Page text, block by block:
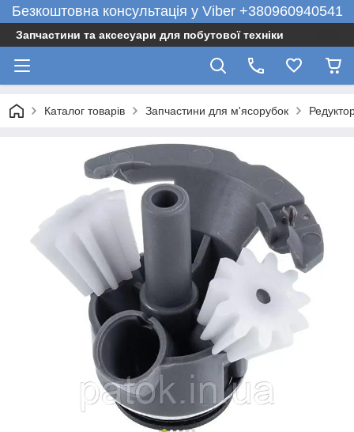
Безкоштовна консультація у Viber +380960940541
Запчастини та аксесуари для побутової техніки
Каталог товарів Запчастини для м'ясорубок